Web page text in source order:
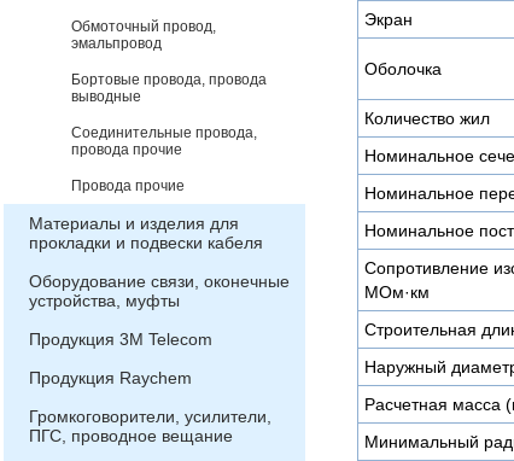
Обмоточный провод,
эмальпровод
Бортовые провода, провода
выводные
Соединительные провода,
провода прочие
Провода прочие
Материалы и изделия для
прокладки и подвески кабеля
Оборудование связи, оконечные
устройства, муфты
Продукция 3М Telecom
Продукция Raychem
Громкоговорители, усилители,
ПГС, проводное вещание
Экран
Оболочка
Количество жил
Номинальное
Номинальное
Номинальное
Сопротивление
МОм·км
Строительная
Наружный
Расчетная масса
Минимальный